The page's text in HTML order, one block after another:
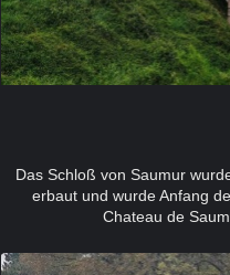
Das Schloß von Saumur
erbaut und wurde Anfang
Chateau de